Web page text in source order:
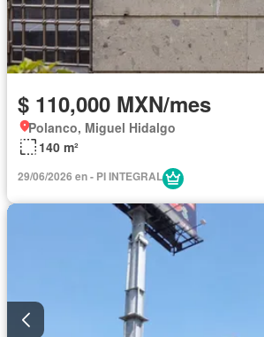
$ 110,000 MXN/mes
Polanco, Miguel Hidalgo
140 m²
29/06/2026 en - PI INTEGRAL